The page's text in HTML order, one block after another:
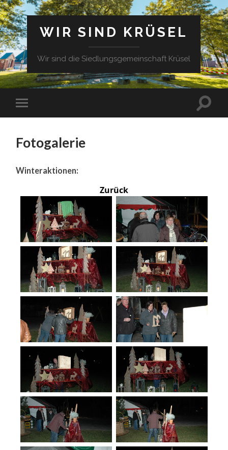
WIR SIND KRÜSEL
Wir sind die Siedlungsgemeinschaft Krüsel
Fotogalerie
Winteraktionen:
Zurück